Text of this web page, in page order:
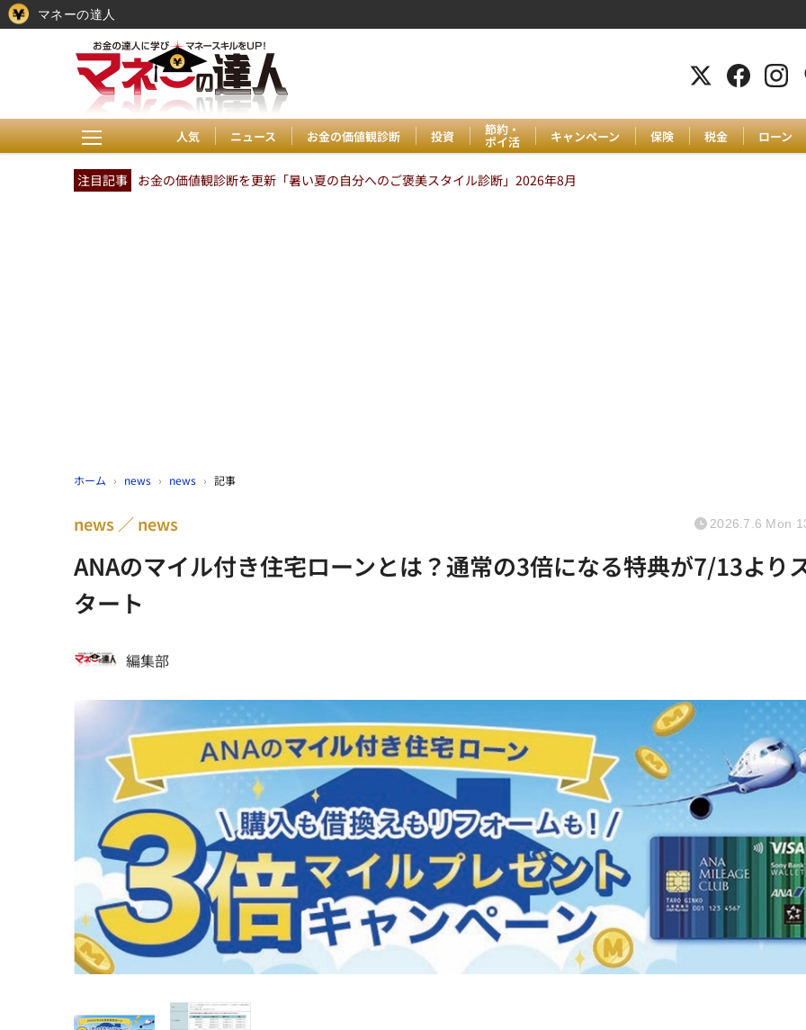
人気 ニュース お金の価値観診断 投資 節約・
ポイ活 キャンペーン 保険 税金 ローン
注目記事 お金の価値観診断を更新「暑い夏の自分へのご褒美スタイル診断」2026年8月
ホーム › news › news › 記事
ANAのマイル付き住宅ローンとは？通常の3倍になる特典が7/13より
タート
news news 2026.7.6 Mon
編集部
マネーの達人